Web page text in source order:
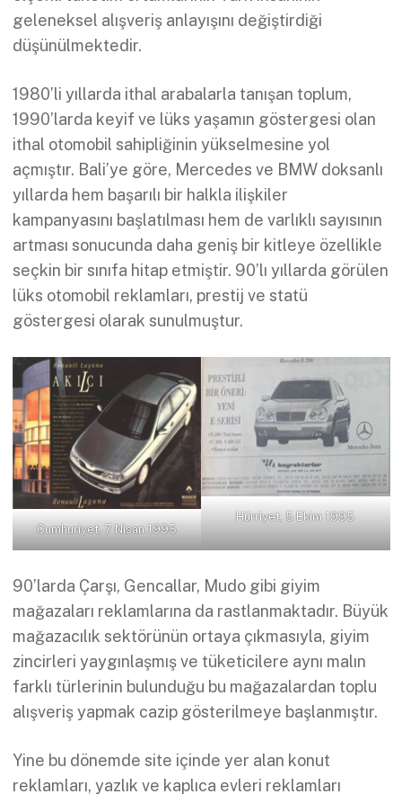
geleneksel alışveriş anlayışını değiştirdiği
düşünülmektedir.
1980’li yıllarda ithal arabalarla tanışan toplum,
1990’larda keyif ve lüks yaşamın göstergesi olan
ithal otomobil sahipliğinin yükselmesine yol
açmıştır. Bali’ye göre, Mercedes ve BMW doksanlı
yıllarda hem başarılı bir halkla ilişkiler
kampanyasını başlatılması hem de varlıklı sayısının
artması sonucunda daha geniş bir kitleye özellikle
seçkin bir sınıfa hitap etmiştir. 90’lı yıllarda görülen
lüks otomobil reklamları, prestij ve statü
göstergesi olarak sunulmuştur.
Cumhuriyet, 7 Nisan 1995
Hürriyet, 5 Ekim 1995
90’larda Çarşı, Gencallar, Mudo gibi giyim
mağazaları reklamlarına da rastlanmaktadır. Büyük
mağazacılık sektörünün ortaya çıkmasıyla, giyim
zincirleri yaygınlaşmış ve tüketicilere aynı malın
farklı türlerinin bulunduğu bu mağazalardan toplu
alışveriş yapmak cazip gösterilmeye başlanmıştır.
Yine bu dönemde site içinde yer alan konut
reklamları, yazlık ve kaplıca evleri reklamları